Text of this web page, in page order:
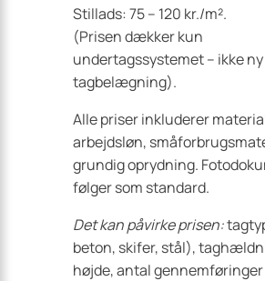
Stillads: 75 – 120 kr./m².
(Prisen dækker kun
undertagssystemet – ikke ny
tagbelægning).
Alle priser inkluderer
arbejdsløn,
grundig oprydning.
følger som standard.
Det kan påvirke prisen:
beton, skifer, stål),
højde, antal